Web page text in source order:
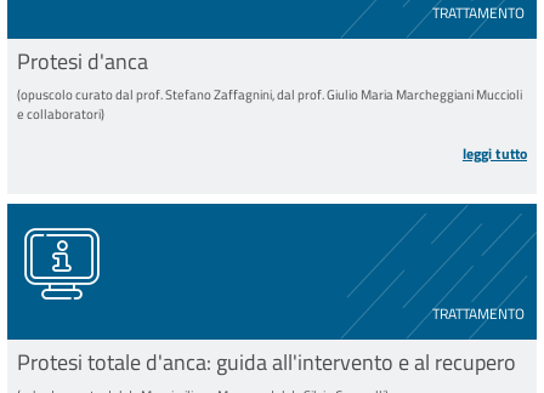
TRATTAMENTO
Protesi d'anca
(opuscolo curato dal prof. Stefano Zaffagnini, dal prof. Giulio Maria Marcheggiani Muccioli
e collaboratori)
leggi tutto
TRATTAMENTO
Protesi totale d'anca: guida all'intervento e al recupero